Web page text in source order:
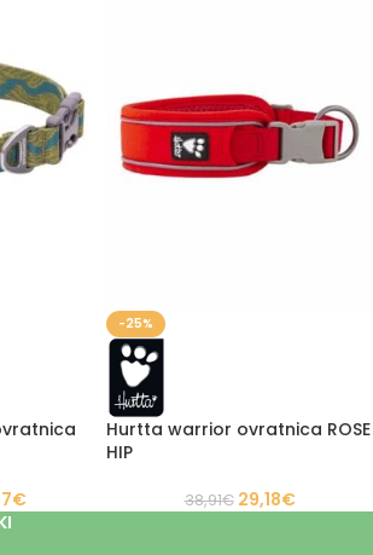
€
-25%
Hurtta warrior ovratnica ROSE
HIP
38,91€ 29,18€